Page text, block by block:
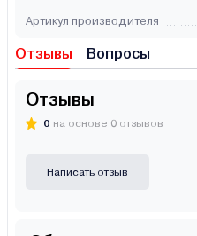
Артикул производителя
Отзывы Вопросы
Отзывы
0 на основе 0 отзывов
Написать отзыв